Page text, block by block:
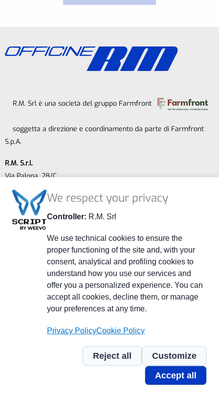
R.M. Srl è una società del gruppo Farmfront
soggetta a direzione e coordinamento da parte di Farmfront
S.p.A.
R.M. S.r.l.
Via Palona, 28/C
41014 Castelvetro (MO) - ITALY
P.IVA 02264240363
REA MO 278108
Capitale sociale € 52.000,00 i.v.
+39 059 799401
+39 059 790800
info@officinerm.it
officinerm@pec.officinerm.it
Privacy policy
We respect your privacy
Controller: R.M. Srl
We use technical cookies to ensure the
proper functioning of the site and, with your
consent, analytical and profiling cookies to
understand how you use our services and
offer you a personalized experience. You can
accept all cookies, decline them, or manage
your preferences at any time.
Privacy PolicyCookie Policy
Reject all
Customize
Accept all